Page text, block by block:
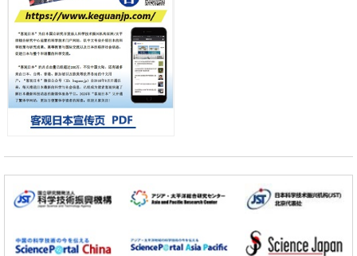
千叶大学鉴定出导致难治性疾病“肺高血压症”恶化的蛋白质“MYL9/12”，
会引发血管结构恶化
科学研究
京都大学高效生成光的构成单元“光子”，可应用于量子计算机
科学研究
开发出300亿年仅误差1秒的光晶格钟，构建网络将其打造为下一代社会
基础设施
经济・社会
大阪大学开发出膜脂质可视化工具，使脂质探针的高效开发成为可能
科学研究
带大量基因的人工细胞
政策
小岩井忠道 泷川 进